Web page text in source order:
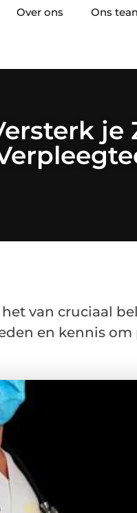
Over ons Ons
je
van cruciaal
en kennis om